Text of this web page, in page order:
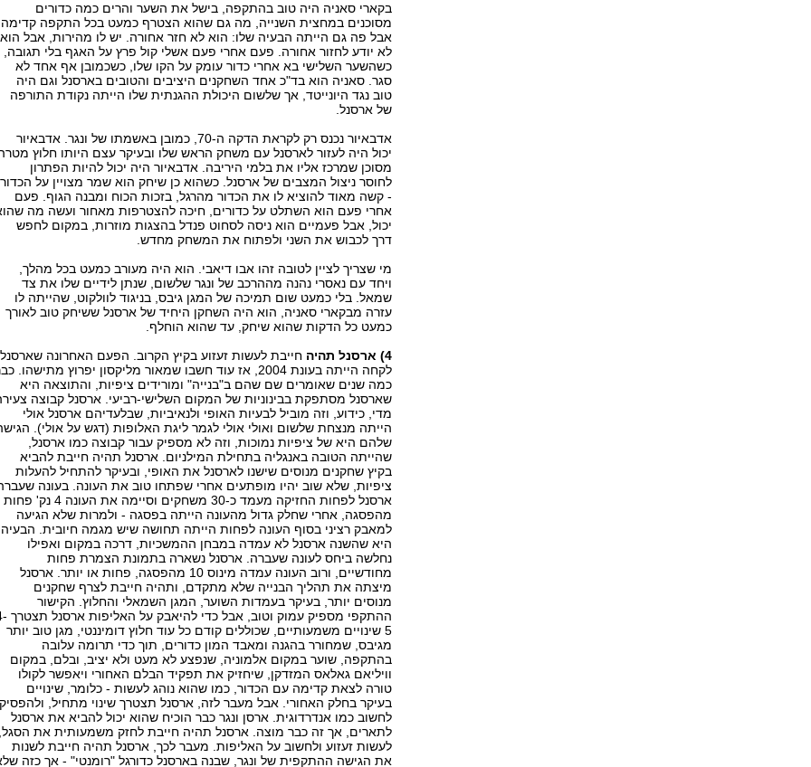
בקארי סאניה היה טוב בהתקפה, בישל את השער והרים כמה כדורים
מסוכנים במחצית השנייה, מה גם שהוא הצטרף כמעט בכל התקפה
אבל פה גם הייתה הבעיה שלו: הוא לא חזר אחורה. יש לו מהירות, אבל הוא
לא יודע לחזור אחורה. פעם אחרי פעם אשלי קול פרץ על האגף בלי תגובה,
כשהשער השלישי בא אחרי כדור עומק על הקו שלו, כשכמובן אף אחד לא
סגר. סאניה הוא בד"כ אחד השחקנים היציבים והטובים בארסנל וגם היה
טוב נגד היונייטד, אך שלשום היכולת ההגנתית שלו הייתה נקודת התורפה
של ארסנל.
אדבאיור נכנס רק לקראת הדקה ה-70, כמובן באשמתו של ונגר. אדבאיור
יכול היה לעזור לארסנל עם משחק הראש שלו ובעיקר עצם היותו חלוץ
מסוכן שמרכז אליו את בלמי היריבה. אדבאיור היה יכול להיות הפתרון
לחוסר ניצול המצבים של ארסנל. כשהוא כן שיחק הוא שמר מצויין על הכדור
- קשה מאוד להוציא לו את הכדור מהרגל, בזכות הכוח ומבנה הגוף. פעם
אחרי פעם הוא השתלט על כדורים, חיכה להצטרפות מאחור ועשה מה
יכול, אבל פעמיים הוא ניסה לסחוט פנדל בהצגות מוזרות, במקום לחפש
דרך לכבוש את השני ולפתוח את המשחק מחדש.
מי שצריך לציין לטובה זהו אבו דיאבי. הוא היה מעורב כמעט בכל מהלך,
ויחד עם נאסרי נהנה מההרכב של ונגר שלשום, שנתן לידיים שלו את צד
שמאל. בלי כמעט שום תמיכה של המגן גיבס, בניגוד לוולקוט, שהייתה לו
עזרה מבקארי סאניה, הוא היה השחקן היחיד של ארסנל ששיחק טוב לאורך
כמעט כל הדקות שהוא שיחק, עד שהוא הוחלף.
4) ארסנל תהיה
חייבת לעשות זעזוע בקיץ הקרוב. הפעם האחרונה שארסנל
לקחה הייתה בעונת 2004, אז עוד חשבו שמאור מליקסון יפרוץ מתישהו.
כמה שנים שאומרים שם שהם ב"בנייה" ומורידים ציפיות, והתוצאה היא
שארסנל מסתפקת בבינוניות של המקום השלישי-רביעי. ארסנל קבוצה
מדי, כידוע, וזה מוביל לבעיות האופי ולנאיביות, שבלעדיהם ארסנל אולי
הייתה מנצחת שלשום ואולי אולי לגמר ליגת האלופות (דגש על אולי).
שלהם היא של ציפיות נמוכות, וזה לא מספיק עבור קבוצה כמו ארסנל,
שהייתה הטובה באנגליה בתחילת המילניום. ארסנל תהיה חייבת להביא
בקיץ שחקנים מנוסים שישנו לארסנל את האופי, ובעיקר להתחיל להעלות
ציפיות, שלא שוב יהיו מופתעים אחרי שפתחו טוב את העונה. בעונה
ארסנל לפחות החזיקה מעמד כ-30 משחקים וסיימה את העונה 4 נק' פחות
מהפסגה, אחרי שחלק גדול מהעונה הייתה בפסגה - ולמרות שלא הגיעה
למאבק רציני בסוף העונה לפחות הייתה תחושה שיש מגמה חיובית. הבעיה
היא שהשנה ארסנל לא עמדה במבחן ההמשכיות, דרכה במקום ואפילו
נחלשה ביחס לעונה שעברה. ארסנל נשארה בתמונת הצמרת פחות
מחודשיים, ורוב העונה עמדה מינוס 10 מהפסגה, פחות או יותר. ארסנל
מיצתה את תהליך הבנייה שלא מתקדם, ותהיה חייבת לצרף שחקנים
מנוסים יותר, בעיקר בעמדות השוער, המגן השמאלי והחלוץ. הקישור
ההתקפי מספיק עמוק וטוב,
5 שינויים משמעותיים, שכוללים קודם כל עוד חלוץ דומיננטי, מגן טוב יותר
מגיבס, שמחורר בהגנה ומאבד המון כדורים, תוך כדי תרומה עלובה
בהתקפה, שוער במקום אלמוניה, שנפצע לא מעט ולא יציב, ובלם, במקום
וויליאם גאלאס המזדקן, שיחזיק את תפקיד הבלם האחורי ויאפשר לקולו
טורה לצאת קדימה עם הכדור, כמו שהוא נוהג לעשות - כלומר, שינויים
בעיקר בחלק האחורי. אבל מעבר לזה, ארסנל תצטרך שינוי מתחיל, ולהפסיק
לחשוב כמו אנדרדוגית. ארסן ונגר כבר הוכיח שהוא יכול להביא את ארסנל
לתארים, אך זה כבר מוצה. ארסנל תהיה חייבת לחזק משמעותית את
לעשות זעזוע ולחשוב על האליפות. מעבר לכך, ארסנל תהיה חייבת לשנות
את הגישה ההתקפית של ונגר, שבנה בארסנל כדורגל "רומנטי" - אך כזה